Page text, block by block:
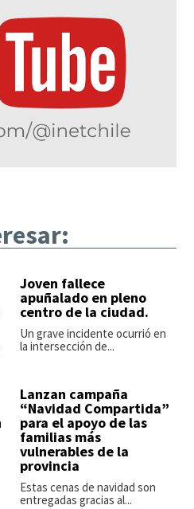
Joven fallece
apuñalado en pleno
centro de la ciudad.
Un grave incidente ocurrió en
la intersección de...
Lanzan campaña
“Navidad Compartida”
para el apoyo de las
familias más
vulnerables de la
provincia
Estas cenas de navidad son
entregadas gracias al...